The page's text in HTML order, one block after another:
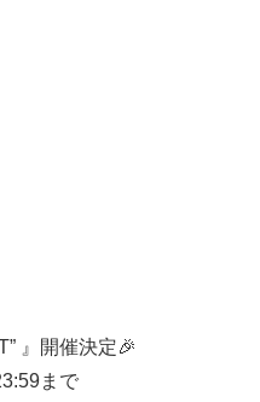
』開催決定🎉
まで